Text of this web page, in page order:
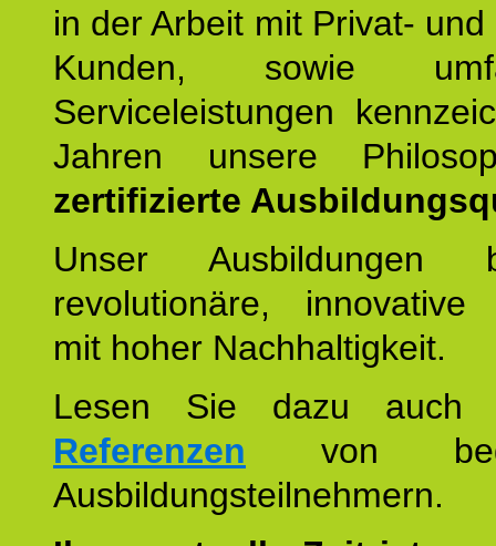
in der Arbeit mit Privat-
Kunden, sowie
Serviceleistungen
Jahren unsere
zertifizierte
Unser Ausbildungen
revolutionäre, innovative
mit hoher Nachhaltigkeit.
Lesen Sie dazu
Referenzen von
Ausbildungsteilnehmern.